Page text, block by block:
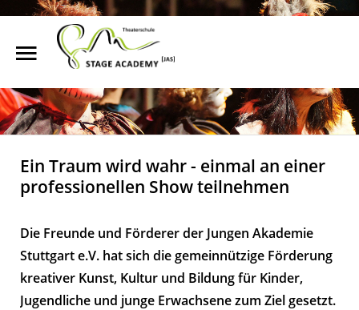
Über uns
Shows & Events
Franchise
Online anfragen
Suchen
Ein Traum wird wahr - einmal an einer
professionellen Show teilnehmen
Die Freunde und Förderer der Jungen Akademie
Stuttgart e.V. hat sich die gemeinnützige Förderung
kreativer Kunst, Kultur und Bildung für Kinder,
Jugendliche und junge Erwachsene zum Ziel gesetzt.